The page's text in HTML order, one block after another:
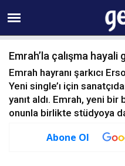
08 AĞUSTOS
Emrah’la çalışma hayali
Emrah hayranı şarkıcı
Yeni single’ı için
yanıt aldı. Emrah, yeni
onunla birlikte stüdyoya
Abone Ol